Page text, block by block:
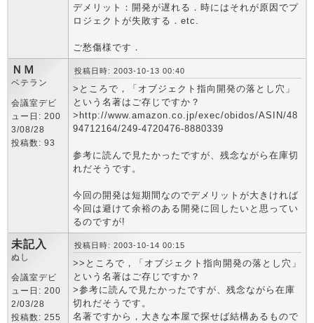
デメリット：開発が遅れる．時にはそれが原因でプ
ロジェクトが失敗する．etc.
ご愁傷様です．
ＮＭ
ベテラン
会議室デビ
ュー日: 200
3/08/28
投稿数: 93
投稿日時: 2003-10-13 00:40
>ところで，「オブジェクト指向開発の落とし穴」
という名著はご存じですか？
>http://www.amazon.co.jp/exec/obidos/ASIN/48
94712164/249-4720476-8880339
参考に読んで見たかったですが、残念ながら在庫切
れだそうです。
今回の開発は短期間なのでデメリットが大きければ
今回は避けて余裕のある開発に回したいと思ってい
るのですが!
未記入
ぬし
会議室デビ
ュー日: 200
2/03/28
投稿数: 255
投稿日時: 2003-10-14 00:15
>>ところで，「オブジェクト指向開発の落とし穴」
という名著はご存じですか？
>参考に読んで見たかったですが、残念ながら在庫
切れだそうです。
名著ですから，大きな本屋で探せば結構あるもので